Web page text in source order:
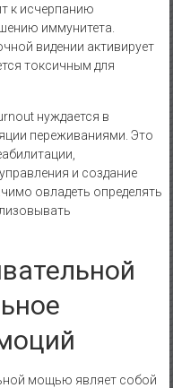
к исчерпанию
иммунитета.
видении активирует
токсичным для
нуждается в
переживаниями. Это
и создание
овладеть определять
мощью являет собой